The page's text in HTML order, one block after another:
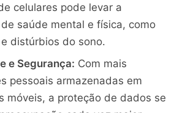
celulares pode levar a
saúde mental e física, como
distúrbios do sono.
e Segurança: Com mais
pessoais armazenadas em
móveis, a proteção de dados se